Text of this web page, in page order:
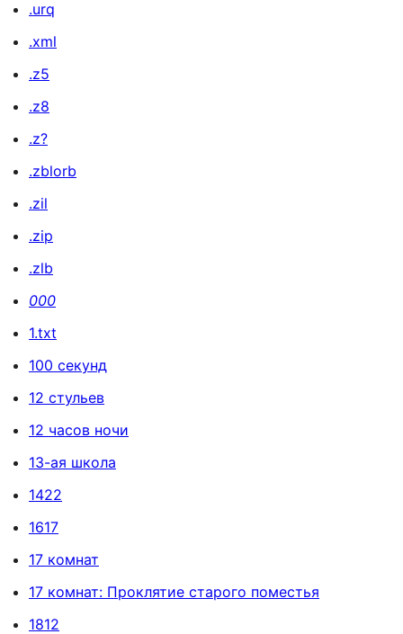
.urq
.xml
.z5
.z8
.z?
.zblorb
.zil
.zip
.zlb
000
1.txt
100 секунд
12 стульев
12 часов ночи
13-ая школа
1422
1617
17 комнат
17 комнат: Проклятие старого поместья
1812